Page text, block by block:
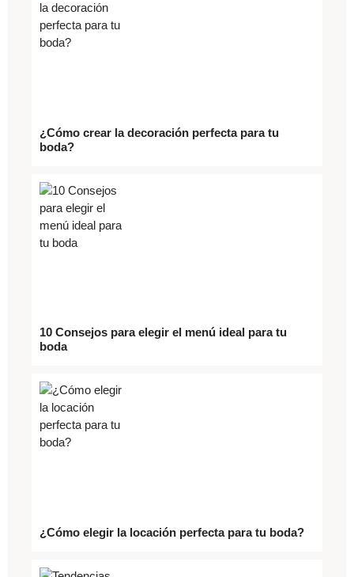
¿Cómo crear la decoración perfecta para tu
boda?
10 Consejos para elegir el menú ideal para tu
boda
¿Cómo elegir la locación perfecta para tu boda?